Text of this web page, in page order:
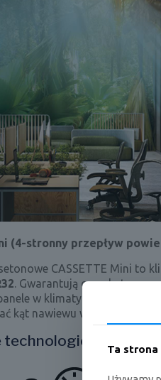
(4-stronny przepływ
CASSETTE Mini to
. Gwarantują one
w klimatyzatorach
kąt nawiewu w zależności
Ta